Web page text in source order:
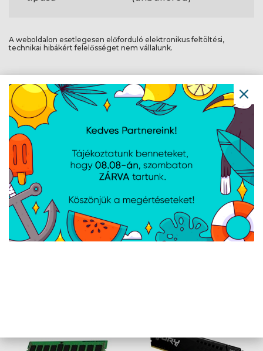
A weboldalon esetlegesen előforduló elektronikus feltöltési,
technikai hibákért felelősséget nem vállalunk.
AJÁNLATUNKBÓL